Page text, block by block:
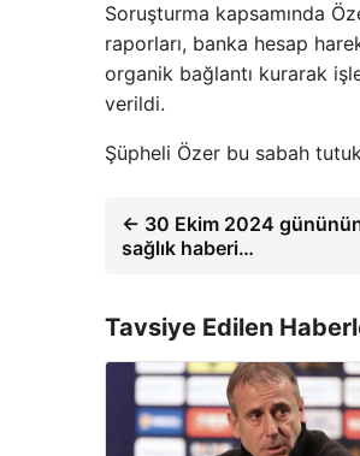
Soruşturma kapsamında
raporları, banka hesap
organik bağlantı kurarak
verildi.
Şüpheli Özer bu sabah
← 30 Ekim 2024
sağlık haberi…
Tavsiye Edilen